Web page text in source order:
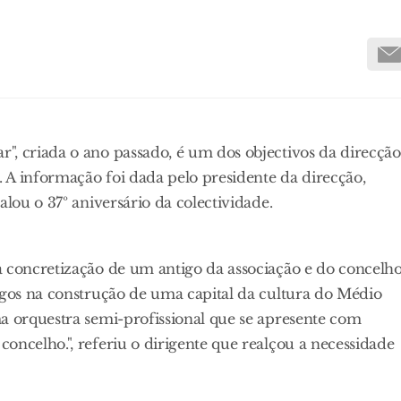
criada o ano passado, é um dos objectivos da direcção
informação foi dada pelo presidente da direcção,
o 37º aniversário da colectividade.
de um antigo da associação e do
na construção de uma capital da cultura do Médio
orquestra semi-profissional que se apresente com
referiu o dirigente que realçou a necessidade